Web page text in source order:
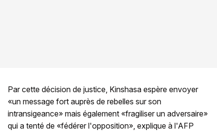
Par cette décision de justice, Kinshasa espère envoyer
«un message fort auprès de rebelles sur son
intransigeance» mais également «fragiliser un adversaire»
qui a tenté de «fédérer l'opposition», explique à l'AFP